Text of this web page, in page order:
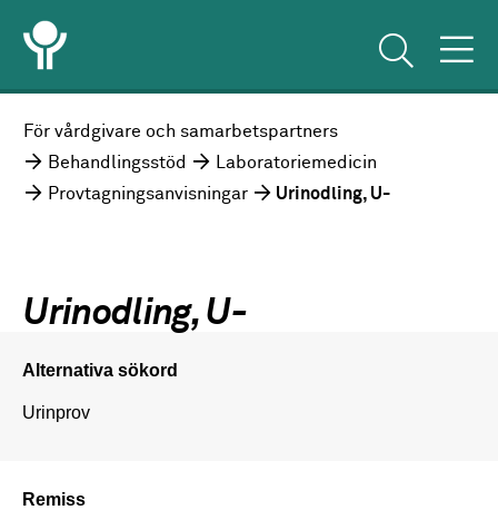
För vårdgivare och samarbetspartners
Behandlingsstöd
Laboratoriemedicin
Provtagningsanvisningar
Urinodling, U-
Urinodling, U-
Alternativa sökord
Urinprov
Remiss